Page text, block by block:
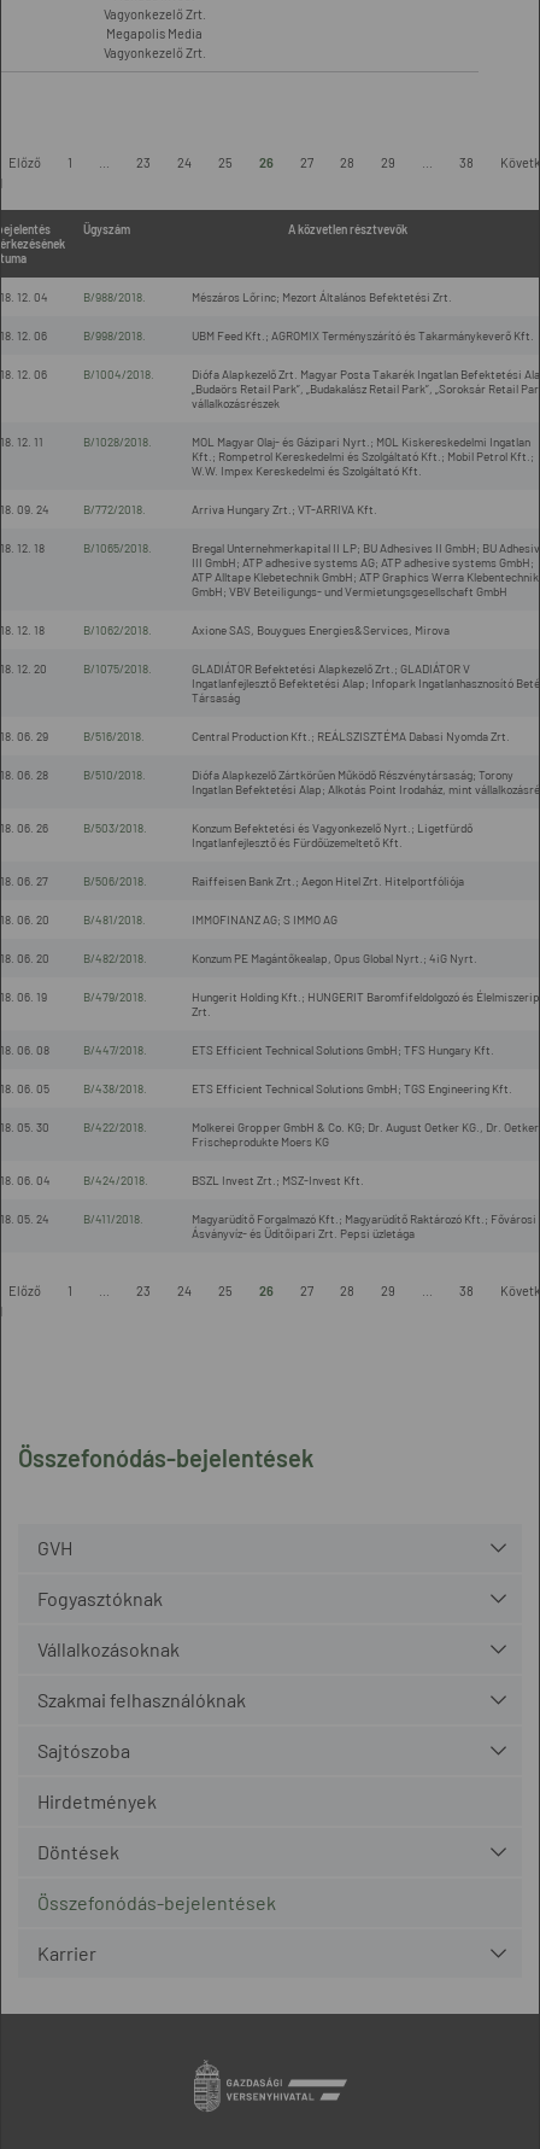
Összefonódás-bejelentések
GVH
Fogyasztóknak
Vállalkozásoknak
Szakmai felhasználóknak
Sajtószoba
Hirdetmények
Döntések
Összefonódás-bejelentések
Karrier
Vagyonkezelő Zrt.
Megapolis Media
Vagyonkezelő Zrt.
Előző 1 23 24 25 26 27 28 29 38
Ügyszám A közvetlen résztvevők
12. 04 B/988/2018. Mészáros Lőrinc; Mezort Általános Befektetési Zrt.
12. 06 B/998/2018. UBM Feed Kft.; AGROMIX Terményszárító és Takarmánykeverő Kft.
12. 06 B/1004/2018.
Diófa Alapkezelő Zrt. Magyar Posta Takarék Ingatlan Befektetési
„Budaörs Retail Park”, „Budakalász Retail Park”, „Soroksár Retail
vállalkozásrészek
12. 11 B/1028/2018.
MOL Magyar Olaj- és Gázipari Nyrt.; MOL Kiskereskedelmi Ingatlan
Kft.; Rompetrol Kereskedelmi és Szolgáltató Kft.; Mobil Petrol Kft.;
W.W. Impex Kereskedelmi és Szolgáltató Kft.
09. 24 B/772/2018. Arriva Hungary Zrt.; VT-ARRIVA Kft.
12. 18 B/1065/2018.
Bregal Unternehmerkapital II LP; BU Adhesives II GmbH; BU
III GmbH; ATP adhesive systems AG; ATP adhesive systems GmbH;
ATP Alltape Klebetechnik GmbH; ATP Graphics Werra Klebentechnik
GmbH; VBV Beteiligungs- und Vermietungsgesellschaft GmbH
12. 18 B/1062/2018. Axione SAS, Bouygues Energies&Services, Mirova
12. 20 B/1075/2018.
GLADIÁTOR Befektetési Alapkezelő Zrt.; GLADIÁTOR V
Ingatlanfejlesztő Befektetési Alap; Infopark Ingatlanhasznosító
Társaság
06. 29 B/516/2018. Central Production Kft.; REÁLSZISZTÉMA Dabasi Nyomda Zrt.
06. 28 B/510/2018.
Diófa Alapkezelő Zártkörűen Működő Részvénytársaság; Torony
Ingatlan Befektetési Alap; Alkotás Point Irodaház, mint
06. 26 B/503/2018.
Konzum Befektetési és Vagyonkezelő Nyrt.; Ligetfürdő
Ingatlanfejlesztő és Fürdőüzemeltető Kft.
06. 27 B/506/2018. Raiffeisen Bank Zrt.; Aegon Hitel Zrt. Hitelportfóliója
06. 20 B/481/2018. IMMOFINANZ AG; S IMMO AG
06. 20 B/482/2018. Konzum PE Magántőkealap, Opus Global Nyrt.; 4iG Nyrt.
06. 19 B/479/2018.
Hungerit Holding Kft.; HUNGERIT Baromfifeldolgozó és
Zrt.
06. 08 B/447/2018. ETS Efficient Technical Solutions GmbH; TFS Hungary Kft.
06. 05 B/438/2018. ETS Efficient Technical Solutions GmbH; TGS Engineering Kft.
05. 30 B/422/2018.
Molkerei Gropper GmbH & Co. KG; Dr. August Oetker KG., Dr. Oetker
Frischeprodukte Moers KG
06. 04 B/424/2018. BSZL Invest Zrt.; MSZ-Invest Kft.
05. 24 B/411/2018.
Magyarüdítő Forgalmazó Kft.; Magyarüdítő Raktározó Kft.; Fővárosi
Ásványvíz- és Üdítőipari Zrt. Pepsi üzletága
Előző 1 23 24 25 26 27 28 29 38